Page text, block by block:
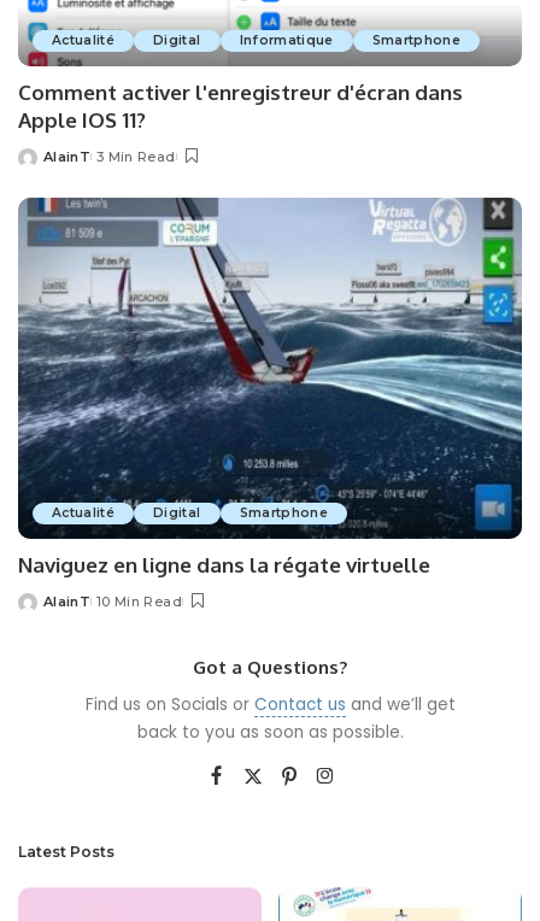
Actualité Digital Informatique Smartphone
Comment activer l'enregistreur d'écran dans
Apple IOS 11?
Posted
AlainT 3 Min Read
Actualité Digital Smartphone
Naviguez en ligne dans la régate virtuelle
Posted
AlainT 10 Min Read
Got a Questions?
Find us on Socials or Contact us and we’ll get
back to you as soon as possible.
Latest Posts